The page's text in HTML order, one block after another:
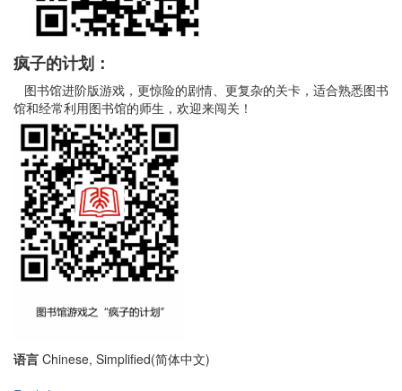
疯子的计划：
图书馆进阶版游戏，更惊险的剧情、更复杂的关卡，适合熟悉图书
馆和经常利用图书馆的师生，欢迎来闯关！
语言 Chinese, Simplified(简体中文)